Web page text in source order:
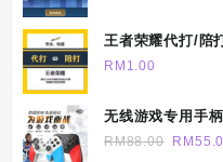
was:
王者荣耀代打/陪
RM 1.00
无线游戏专用手
RM88.00 RM